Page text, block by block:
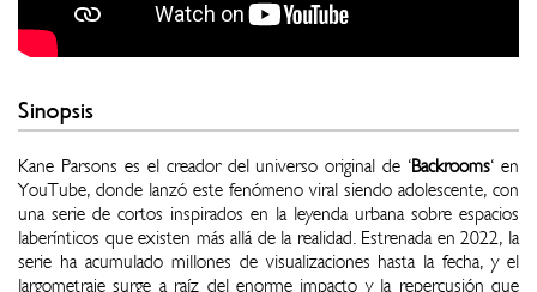
Sinopsis
Kane Parsons es el creador del universo original de 'Backrooms' en
YouTube, donde lanzó este fenómeno viral siendo adolescente, con
una serie de cortos inspirados en la leyenda urbana sobre espacios
laberínticos que existen más allá de la realidad. Estrenada en 2022, la
serie ha acumulado millones de visualizaciones hasta la fecha, y el
largometraje surge a raíz del enorme impacto y la repercusión que